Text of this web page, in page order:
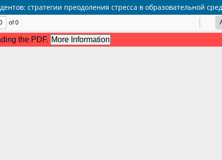
стратегии преодоления стресса в образовательной